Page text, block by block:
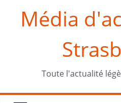
Média
Toute l'actualité